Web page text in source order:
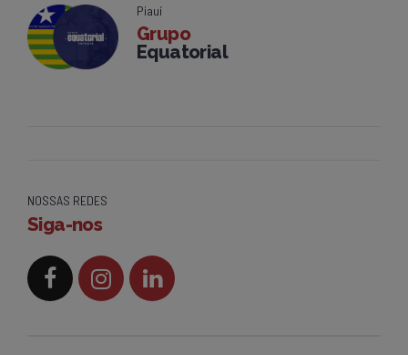
Piauí
Grupo
Equatorial
NOSSAS REDES
Siga-nos